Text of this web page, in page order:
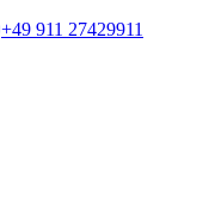
+49 911 27429911